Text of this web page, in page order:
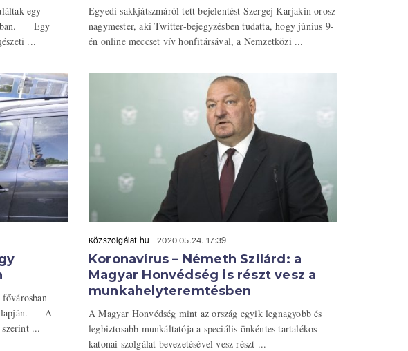
egy
Egy
...
Egyedi sakkjátszmáról tett bejelentést Szergej Karjakin orosz
nagymester, aki Twitter-bejegyzésben tudatta, hogy június 9-
én online meccset vív honfitársával, a Nemzetközi ...
A
...
Közszolgálat.hu 2020.05.24. 17:39
Koronavírus – Németh Szilárd: a
Magyar Honvédség is részt vesz a
munkahelyteremtésben
A Magyar Honvédség mint az ország egyik legnagyobb és
legbiztosabb munkáltatója a speciális önkéntes tartalékos
katonai szolgálat bevezetésével vesz részt ...